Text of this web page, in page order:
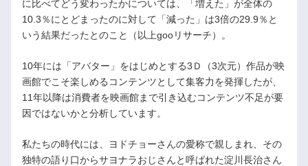
に比べてどう変わったかについては、「増えた」が全体の
10.3％にとどまったのに対して「減った」は3倍の29.9％と
いう結果だったとのこと（以上gooリサーチ）。
10年には「アバター」をはじめとする3Ｄ（3次元）作品が映
画館でこそ楽しめるコンテンツとして集客力を発揮したが、
11年以降は消費者を映画館まで引き込むコンテンツ不足が要
因ではないかと分析しています。
私たちの時代には、ヨドチョーさんの愛称で親しまれ、その
独特の語り口からサヨナラおじさんと呼ばれた淀川長治さん